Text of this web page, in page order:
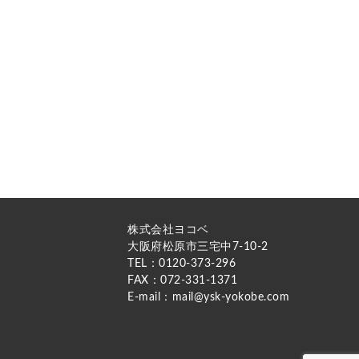
株式会社ヨコベ
大阪府松原市三宅中7-10-2
TEL：0120-373-296
FAX：072-331-1371
E-mail：mail@ysk-yokobe.com